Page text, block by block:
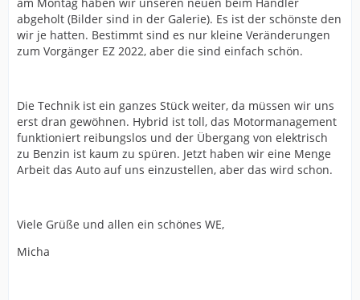
abgeholt (Bilder sind in der Galerie). Es ist der schönste den
wir je hatten. Bestimmt sind es nur kleine Veränderungen
zum Vorgänger EZ 2022, aber die sind einfach schön.
Die Technik ist ein ganzes Stück weiter, da müssen wir uns
erst dran gewöhnen. Hybrid ist toll, das Motormanagement
funktioniert reibungslos und der Übergang von elektrisch
zu Benzin ist kaum zu spüren. Jetzt haben wir eine Menge
Arbeit das Auto auf uns einzustellen, aber das wird schon.
Viele Grüße und allen ein schönes WE,
Micha